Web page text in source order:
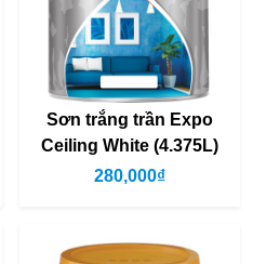
Sơn trắng trần Expo
Ceiling White (4.375L)
280,000₫